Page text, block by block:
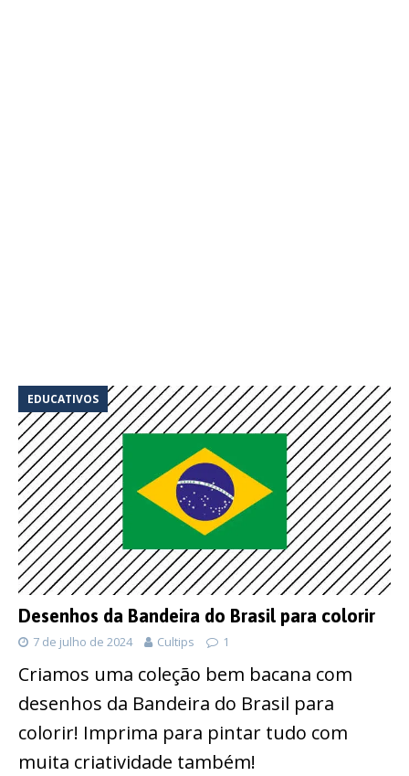
EDUCATIVOS
Desenhos da Bandeira do Brasil para colorir
7 de julho de 2024 Cultips 1
Criamos uma coleção bem bacana com
desenhos da Bandeira do Brasil para
colorir! Imprima para pintar tudo com
muita criatividade também!